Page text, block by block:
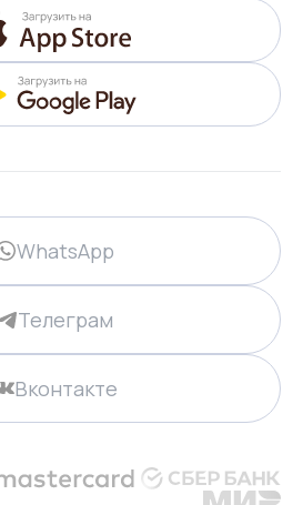
WhatsApp
Телеграм
Вконтакте